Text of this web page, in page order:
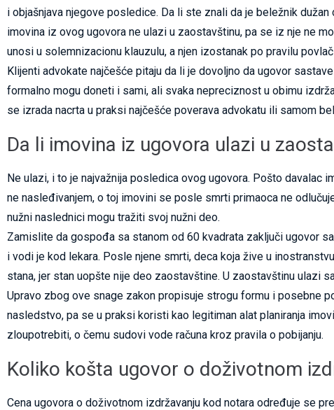
i objašnjava njegove posledice. Da li ste znali da je beležnik
imovina iz ovog ugovora ne ulazi u zaostavštinu, pa se iz nje ne
unosi u solemnizacionu klauzulu, a njen izostanak po pravilu
Klijenti advokate najčešće pitaju da li je dovoljno da ugovor
formalno mogu doneti i sami, ali svaka nepreciznost u obimu
se izrada nacrta u praksi najčešće poverava advokatu ili samom
Da li imovina iz ugovora ulazi u
Ne ulazi, i to je najvažnija posledica ovog ugovora. Pošto davalac
ne nasleđivanjem, o toj imovini se posle smrti primaoca ne
nužni naslednici mogu tražiti svoj nužni deo.
Zamislite da gospođa sa stanom od 60 kvadrata zaključi ugovor
i vodi je kod lekara. Posle njene smrti, deca koja žive u
stana, jer stan uopšte nije deo zaostavštine. U zaostavštinu ulazi
Upravo zbog ove snage zakon propisuje strogu formu i posebne
nasledstvo, pa se u praksi koristi kao legitiman alat planiranja
zloupotrebiti, o čemu sudovi vode računa kroz pravila o pobijanju.
Koliko košta ugovor o doživotnom
Cena ugovora o doživotnom izdržavanju kod notara određuje se